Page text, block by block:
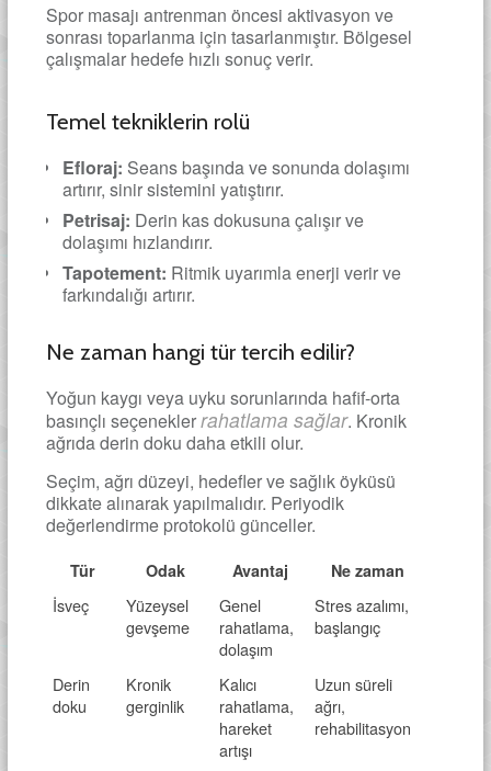
Spor masajı antrenman öncesi aktivasyon ve
sonrası toparlanma için tasarlanmıştır. Bölgesel
çalışmalar hedefe hızlı sonuç verir.
Temel tekniklerin rolü
Efloraj: Seans başında ve sonunda dolaşımı
artırır, sinir sistemini yatıştırır.
Petrisaj: Derin kas dokusuna çalışır ve
dolaşımı hızlandırır.
Tapotement: Ritmik uyarımla enerji verir ve
farkındalığı artırır.
Ne zaman hangi tür tercih edilir?
Yoğun kaygı veya uyku sorunlarında hafif-orta
basınçlı seçeneklerrahatlama sağlar. Kronik
ağrıda derin doku daha etkili olur.
Seçim, ağrı düzeyi, hedefler ve sağlık öyküsü
dikkate alınarak yapılmalıdır. Periyodik
değerlendirme protokolü günceller.
Tür Odak Avantaj Ne zaman
İsveç
Yüzeysel
gevşeme
Genel
rahatlama,
dolaşım
Stres azalımı,
başlangıç
Derin
doku
Kronik
gerginlik
Kalıcı
rahatlama,
hareket
artışı
Uzun süreli
ağrı,
rehabilitasyon